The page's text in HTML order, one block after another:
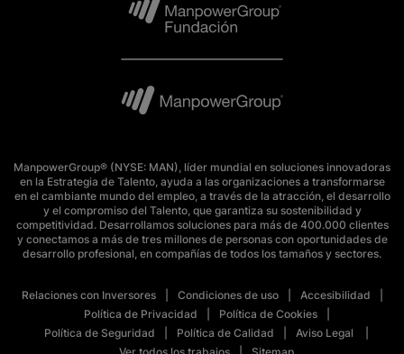
ManpowerGroup® (NYSE: MAN), líder mundial en soluciones innovadoras
en la Estrategia de Talento, ayuda a las organizaciones a transformarse
en el cambiante mundo del empleo, a través de la atracción, el desarrollo
y el compromiso del Talento, que garantiza su sostenibilidad y
competitividad. Desarrollamos soluciones para más de 400.000 clientes
y conectamos a más de tres millones de personas con oportunidades de
desarrollo profesional, en compañías de todos los tamaños y sectores.
Relaciones con Inversores Condiciones de uso
Accesibilidad
Política de Privacidad
Política de Cookies
Política de Seguridad
Política de Calidad
Aviso Legal
Ver todos los trabajos
Sitemap